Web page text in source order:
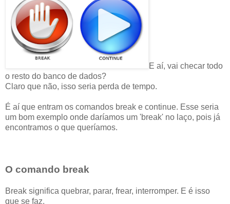
E aí, vai checar todo
o resto do banco de dados?
Claro que não, isso seria perda de tempo.
É aí que entram os comandos break e continue. Esse seria
um bom exemplo onde daríamos um 'break' no laço, pois já
encontramos o que queríamos.
O comando break
Break significa quebrar, parar, frear, interromper. E é isso
que se faz.